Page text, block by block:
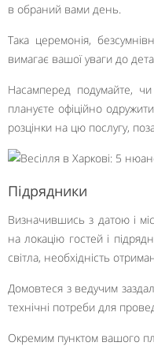
в обраний вами день.
Така церемонія,
вимагає вашої уваги до
Насамперед подумайте,
плануєте офіційно
розцінки на цю послугу,
Підрядники
Визначившись з датою і
на локацію гостей і
світла, необхідність
Домовтеся з ведучим
технічні потреби для
Окремим пунктом вашого